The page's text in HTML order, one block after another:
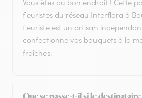
Vous êtes au bon endroit ! Cette
fleuristes du réseau Interflora à
fleuriste est un artisan
confectionne vos bouquets à la
fraîches.